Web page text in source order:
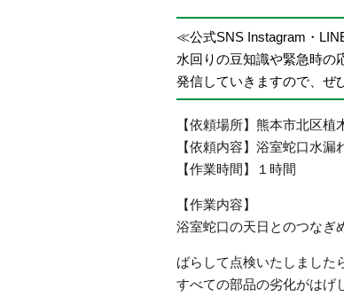
≪公式SNS Instagram・
水回りの豆知識や緊急時の
発信していきますので、ぜ
【依頼場所】熊本市北区植
【依頼内容】浴室蛇口水漏
【作業時間】１時間
【作業内容】
浴室蛇口の天日とのつなぎ
ばらして点検いたしました
すべての部品の劣化がはげ